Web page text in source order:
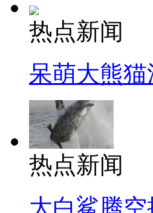
热点新闻
呆萌大熊
热点新闻
大白鲨腾